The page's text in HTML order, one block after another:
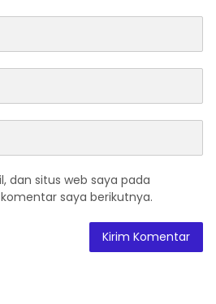
dan situs web saya pada
saya berikutnya.